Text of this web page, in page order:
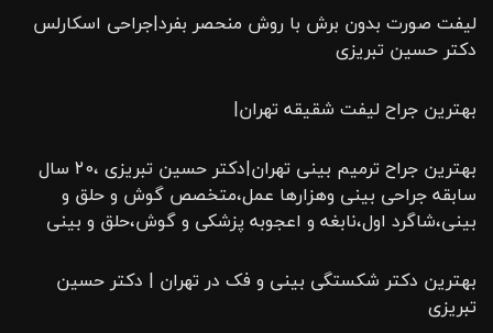
لیفت صورت بدون برش با روش منحصر بفرد|جراحی اسکارلس
دکتر حسین تبریزی
بهترین جراح لیفت شقیقه تهران|
بهترین جراح ترمیم بینی تهران|دکتر حسین تبریزی ،20 سال
سابقه جراحی بینی وهزارها عمل،متخصص گوش و حلق و
بینی،شاگرد اول،نابغه و اعجوبه پزشکی و گوش،حلق و بینی
بهترین دکتر شکستگی بینی و فک در تهران | دکتر حسین
تبریزی